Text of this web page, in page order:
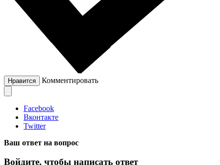
Нравится Комментировать
Facebook
Вконтакте
Twitter
Ваш ответ на вопрос
Войдите, чтобы написать ответ